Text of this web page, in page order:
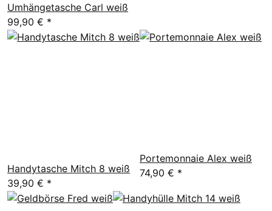
Umhängetasche Carl weiß
99,90 € *
Handytasche Mitch 8 weiß
39,90 € *
Portemonnaie Alex weiß
74,90 € *